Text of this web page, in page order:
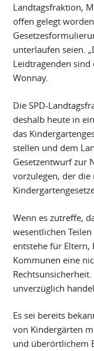
Landtagsfraktion,
offen gelegt
unterlaufen seien.
Leidtragenden sind
Wonnay.
Die SPD-
deshalb heute in
das
stellen und dem
Gesetzentwurf zur
vorzulegen, der die
Wenn es zutreffe,
wesentlichen
entstehe für
Kommunen eine
unverzüglich
Es sei bereits
von Kindergärten
und überörtlichem